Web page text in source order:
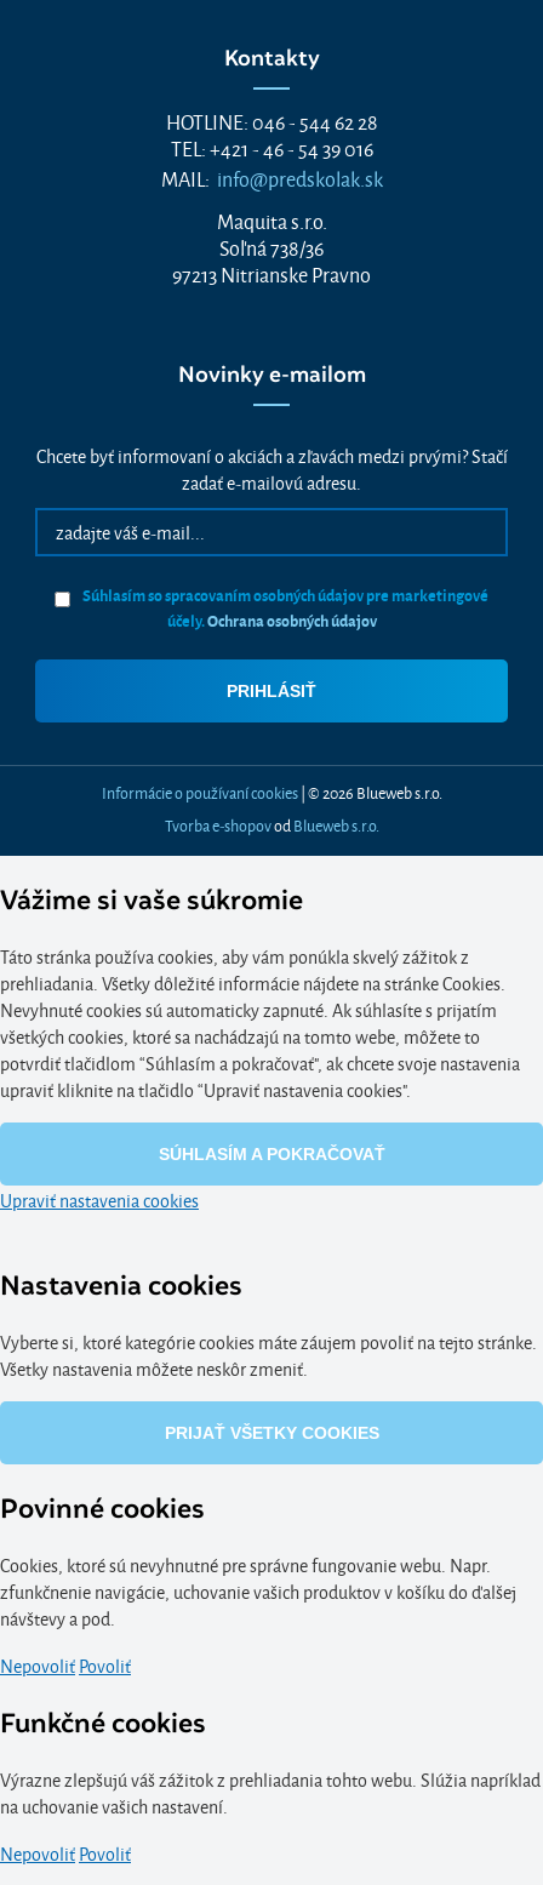
Kontakty
HOTLINE: 046 - 544 62 28
TEL: +421 - 46 - 54 39 016
MAIL: info@predskolak.sk
Maquita s.r.o.
Soľná 738/36
97213 Nitrianske Pravno
Novinky e-mailom
Chcete byť informovaní o akciách a zľavách medzi prvými? Stačí
zadať e-mailovú adresu.
Súhlasím so spracovaním osobných údajov pre marketingové
účely.Ochrana osobných údajov
Informácie o používaní cookies| © 2026 Blueweb s.r.o.
Tvorba e-shopovod Blueweb s.r.o.
Vážime si vaše súkromie
Táto stránka používa cookies, aby vám ponúkla skvelý zážitok z
prehliadania. Všetky dôležité informácie nájdete na stránke Cookies.
Nevyhnuté cookies sú automaticky zapnuté. Ak súhlasíte s prijatím
všetkých cookies, ktoré sa nachádzajú na tomto webe, môžete to
potvrdiť tlačidlom “Súhlasím a pokračovať", ak chcete svoje nastavenia
upraviť kliknite na tlačidlo “Upraviť nastavenia cookies".
SÚHLASÍM A POKRAČOVAŤ
Upraviť nastavenia cookies
Nastavenia cookies
Vyberte si, ktoré kategórie cookies máte záujem povoliť na tejto stránke.
Všetky nastavenia môžete neskôr zmeniť.
PRIJAŤ VŠETKY COOKIES
Povinné cookies
Cookies, ktoré sú nevyhnutné pre správne fungovanie webu. Napr.
zfunkčnenie navigácie, uchovanie vašich produktov v košíku do ďalšej
návštevy a pod.
NepovoliťPovoliť
Funkčné cookies
Výrazne zlepšujú váš zážitok z prehliadania tohto webu. Slúžia napríklad
na uchovanie vašich nastavení.
NepovoliťPovoliť